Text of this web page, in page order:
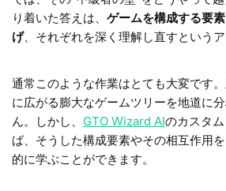
り着いた答えは、 ゲームを構成する要
げ、それぞれを深く理解し直すというア
通常このような作業はとても大変です
に広がる膨大なゲームツリーを地道に
ん。しかし、 GTO Wizard AIのカスタ
ば、そうした構成要素やその相互作用を
的に学ぶことができます。